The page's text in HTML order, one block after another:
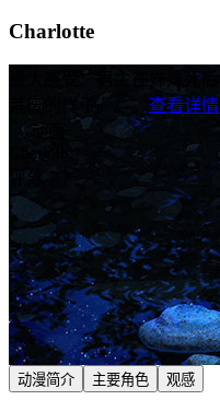
Charlotte
最大感受：男主在妹妹死后
荒废的样子。。。 查看详情
动画
Charlotte
评分 7.7
动漫简介 主要角色 观感